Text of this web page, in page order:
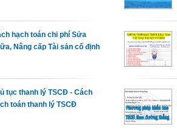
hạch toán chi phí Sửa
Nâng cấp Tài sản cố định
tục thanh lý TSCĐ - Cách
toán thanh lý TSCĐ